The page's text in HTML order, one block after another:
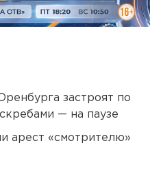
застроят по
— на паузе
арест «смотрителю»